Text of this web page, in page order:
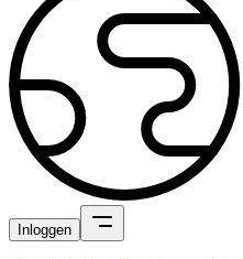
Inloggen